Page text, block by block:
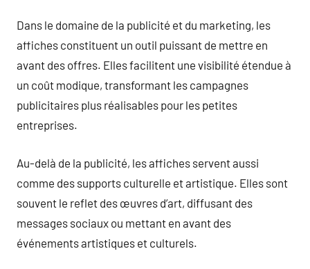
Dans le domaine de la publicité et du marketing, les
affiches constituent un outil puissant de mettre en
avant des offres. Elles facilitent une visibilité étendue à
un coût modique, transformant les campagnes
publicitaires plus réalisables pour les petites
entreprises.
Au-delà de la publicité, les affiches servent aussi
comme des supports culturelle et artistique. Elles sont
souvent le reflet des œuvres d’art, diffusant des
messages sociaux ou mettant en avant des
événements artistiques et culturels.